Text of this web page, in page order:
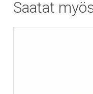
Saatat